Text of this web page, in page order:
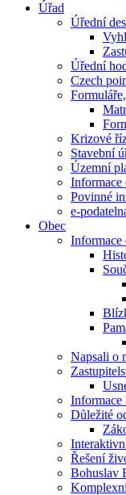
Úřad
Úřední
Úřední
Czech
Krizové
Stavební
Územní
Informace
Povinné
e-
Obec
Informace
Napsali o
Důležité
Řešení
Bohuslav